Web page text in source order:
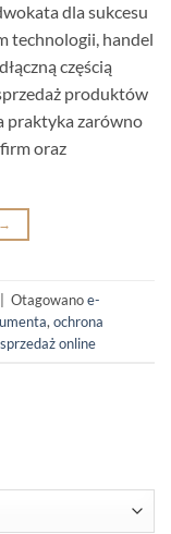
dla sukcesu
technologii, handel
częścią
produktów
praktyka zarówno
oraz
→
| Otagowanoe-
, ochrona
sprzedaż online